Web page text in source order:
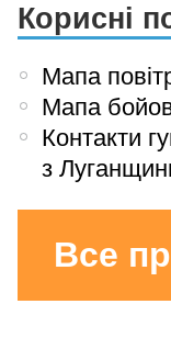
Корисні
Мапа
Мапа
Контакти
з
Все